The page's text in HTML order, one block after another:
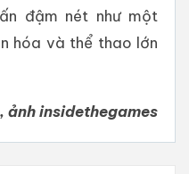
đậm nét như một
hóa và thể thao lớn
ảnh insidethegames